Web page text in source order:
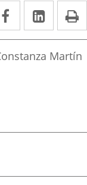
Facebook
Enlace
a
una
Enlace
a
una
Martín